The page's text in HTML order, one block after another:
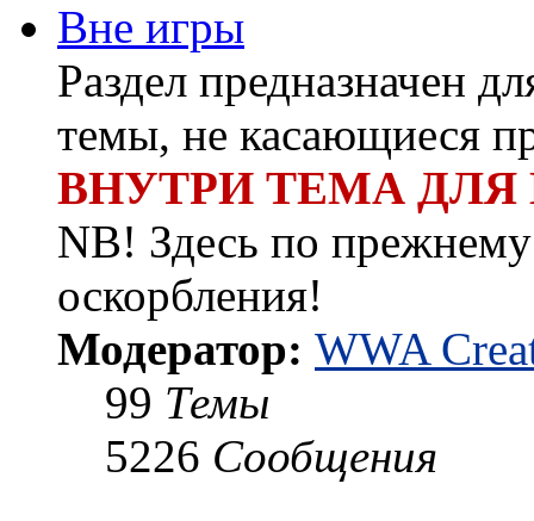
Вне игры
Раздел предназначен
темы, не касающиеся
ВНУТРИ ТЕМА
NB! Здесь по
оскорбления!
Модератор: WWA
99 Темы
5226 Сообщения